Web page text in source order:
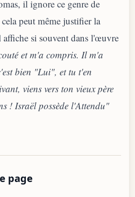
il ignore ce genre de
peut même justifier la
si souvent dans l'œuvre
et m'a compris. Il m'a
bien "Lui", et tu t'en
viens vers ton vieux père
! Israël possède l'Attendu"
page